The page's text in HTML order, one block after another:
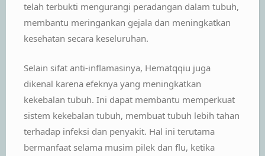
telah terbukti mengurangi peradangan dalam tubuh,
membantu meringankan gejala dan meningkatkan
kesehatan secara keseluruhan.
Selain sifat anti-inflamasinya, Hematqqiu juga
dikenal karena efeknya yang meningkatkan
kekebalan tubuh. Ini dapat membantu memperkuat
sistem kekebalan tubuh, membuat tubuh lebih tahan
terhadap infeksi dan penyakit. Hal ini terutama
bermanfaat selama musim pilek dan flu, ketika